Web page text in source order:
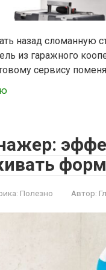
назад сломанную
из гаражного
сервису
Полезно Автор: